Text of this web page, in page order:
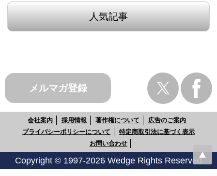
人気記事
メルマガ登録
会社案内 採用情報 著作権について
広告のご案内
プライバシーポリシーについて
特定商取引法に基づく表示
お問い合わせ
Copyright © 1997-2026 Wedge Rights Reserved